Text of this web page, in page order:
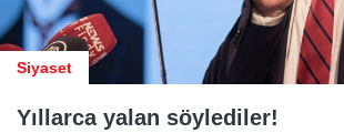
Siyaset
Yıllarca yalan söylediler!